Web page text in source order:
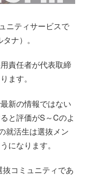
ニティサービスで
ナ）。
責任者が代表取締
ます。
新の情報ではない
と評価がS～Cのよ
就活生は選抜メン
になります。
コミュニティであ